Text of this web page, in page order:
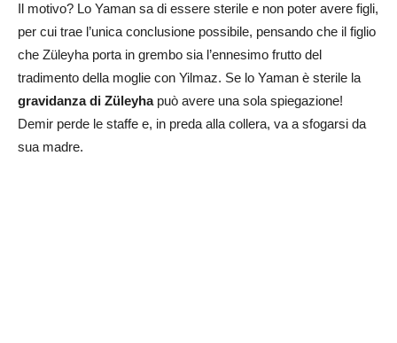
Il motivo? Lo Yaman sa di essere sterile e non poter avere figli,
per cui trae l’unica conclusione possibile, pensando che il figlio
che Züleyha porta in grembo sia l’ennesimo frutto del
tradimento della moglie con Yilmaz. Se lo Yaman è sterile la
gravidanza di Züleyhapuò avere una sola spiegazione!
Demir perde le staffe e, in preda alla collera, va a sfogarsi da
sua madre.